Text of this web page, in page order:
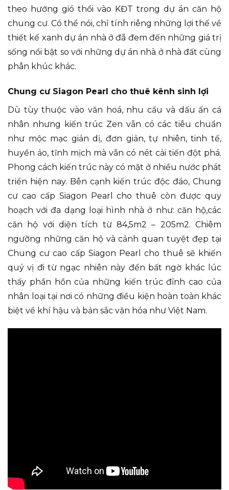
theo hướng gió thổi vào KĐT trong dự án căn hộ
chung cư. Có thể nói, chỉ tính riêng những lợi thế về
thiết kế xanh dự án nhà ở đã đem đến những giá trị
sống nổi bật so với những dự án nhà ở nhà đất cùng
phân khúc khác.
Chung cư Siagon Pearl cho thuê kênh sinh lợi
Dù tùy thuộc vào văn hoá, nhu cầu và dấu ấn cá
nhân nhưng kiến trúc Zen vẫn có các tiêu chuẩn
như mộc mạc giản dị, đơn giản, tự nhiên, tinh tế,
huyền ảo, tĩnh mịch mà vẫn có nét cải tiến đột phá.
Phong cách kiến trúc này có mặt ở nhiều nước phát
triển hiện nay. Bên cạnh kiến trúc độc đáo, Chung
cư cao cấp Siagon Pearl cho thuê còn được quy
hoạch với đa dạng loại hình nhà ở như: căn hộ,các
căn hộ với diện tích từ 84,5m2 – 205m2. Chiêm
ngưỡng những căn hộ và cảnh quan tuyệt đẹp tại
Chung cư cao cấp Siagon Pearl cho thuê sẽ khiến
quý vị đi từ ngạc nhiên này đến bất ngờ khác lúc
thấy phần hồn của những kiến trúc đỉnh cao của
nhân loại tại nơi có những điều kiện hoàn toàn khác
biệt về khí hậu và bản sắc văn hóa như Việt Nam.